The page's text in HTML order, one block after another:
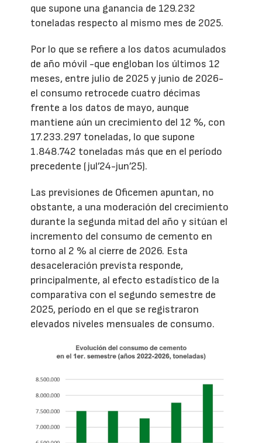
que supone una ganancia de 129.232
toneladas respecto al mismo mes de 2025.
Por lo que se refiere a los datos acumulados
de año móvil -que engloban los últimos 12
meses, entre julio de 2025 y junio de 2026-
el consumo retrocede cuatro décimas
frente a los datos de mayo, aunque
mantiene aún un crecimiento del 12 %, con
17.233.297 toneladas, lo que supone
1.848.742 toneladas más que en el período
precedente (jul’24-jun’25).
Las previsiones de Oficemen apuntan, no
obstante, a una moderación del crecimiento
durante la segunda mitad del año y sitúan el
incremento del consumo de cemento en
torno al 2 % al cierre de 2026. Esta
desaceleración prevista responde,
principalmente, al efecto estadístico de la
comparativa con el segundo semestre de
2025, período en el que se registraron
elevados niveles mensuales de consumo.